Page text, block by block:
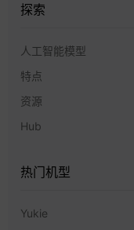
探索
人工智能模型
特点
资源
Hub
热门机型
Yukie